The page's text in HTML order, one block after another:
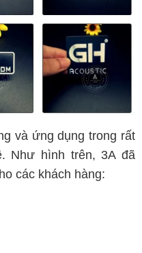
và ứng dụng trong rất
Như hình trên, 3A đã
các khách hàng: